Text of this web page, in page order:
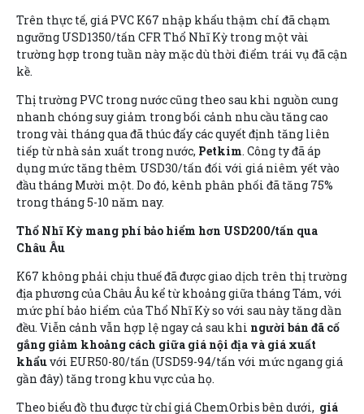
Trên thực tế, giá PVC K67 nhập khẩu thậm chí đã chạm
ngưỡng USD1350/tấn CFR Thổ Nhĩ Kỳ trong một vài
trường hợp trong tuần này mặc dù thời điểm trái vụ đã cận
kề.
Thị trường PVC trong nước cũng theo sau khi nguồn cung
nhanh chóng suy giảm trong bối cảnh nhu cầu tăng cao
trong vài tháng qua đã thúc đẩy các quyết định tăng liên
tiếp từ nhà sản xuất trong nước, Petkim. Công ty đã áp
dụng mức tăng thêm USD30/tấn đối với giá niêm yết vào
đầu tháng Mười một. Do đó, kênh phân phối đã tăng 75%
trong tháng 5-10 năm nay.
Thổ Nhĩ Kỳ mang phí bảo hiểm hơn USD200/tấn qua
Châu Âu
K67 không phải chịu thuế đã được giao dịch trên thị trường
địa phương của Châu Âu kể từ khoảng giữa tháng Tám, với
mức phí bảo hiểm của Thổ Nhĩ Kỳ so với sau này tăng dần
đều. Viễn cảnh vẫn hợp lệ ngay cả sau khi người bán đã cố
gắng giảm khoảng cách giữa giá nội địa và giá xuất
khẩuvới EUR50-80/tấn (USD59-94/tấn với mức ngang giá
gần đây) tăng trong khu vực của họ.
Theo biểu đồ thu được từ chỉ giá ChemOrbis bên dưới, giá